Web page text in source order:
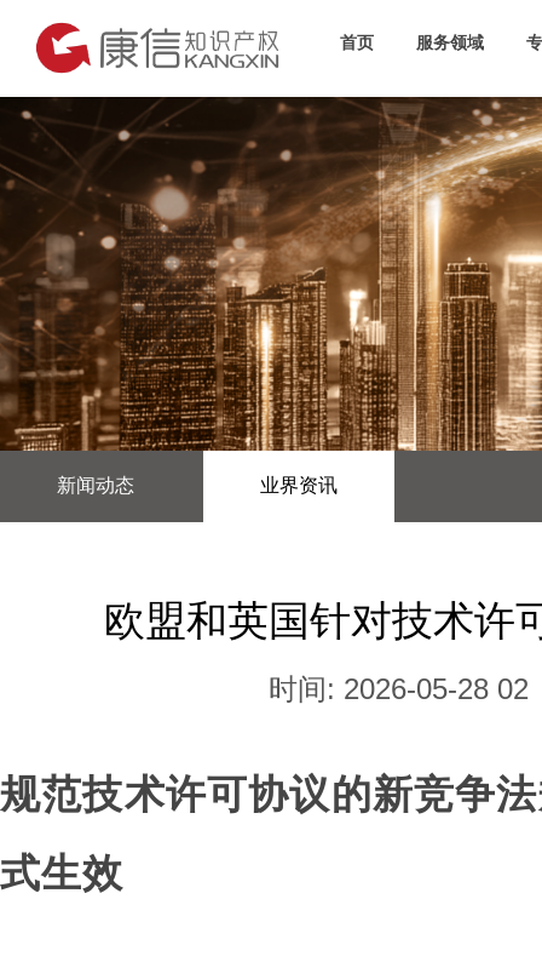
首页 服务领域
新闻动态 业界资讯
欧盟和英国针对技术许
时间: 2026-05-28 02
规范技术许可协议的新竞争
式生效